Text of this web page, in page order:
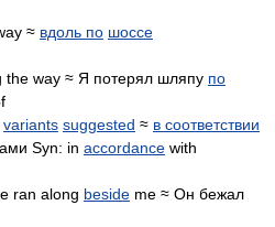
≈ вдоль по шоссе
the way ≈ Я потерял шляпу по
variants suggested ≈ в соответствии
Syn: in accordance with
ran along beside me ≈ Он бежал